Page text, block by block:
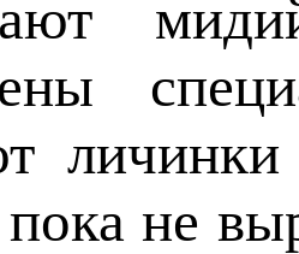
пока не